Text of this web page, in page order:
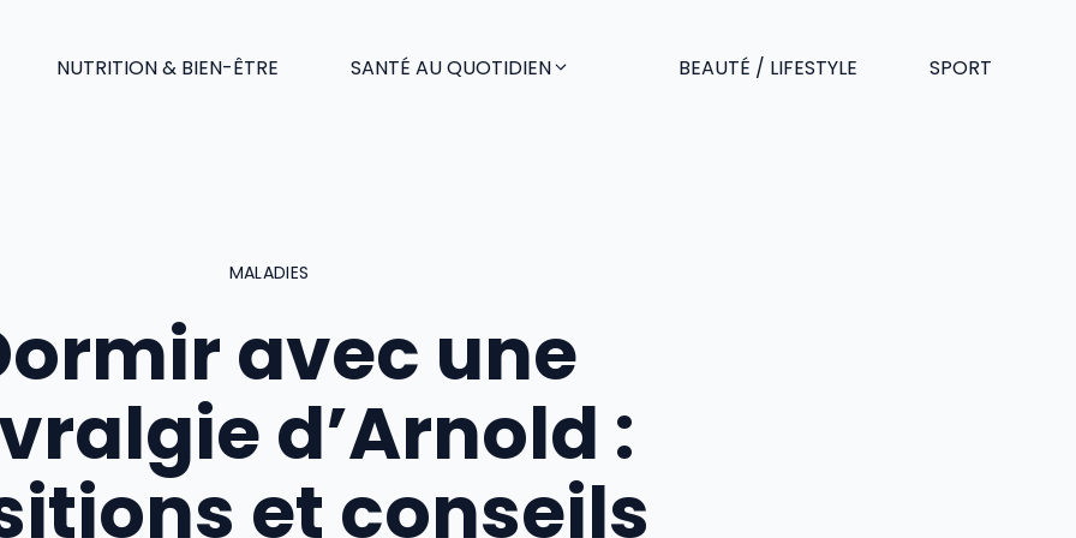
NUTRITION & BIEN-ÊTRE SANTÉ AU QUOTIDIEN BEAUTÉ / LIFESTYLE SPORT
MALADIES
avec une
d’Arnold :
et conseils